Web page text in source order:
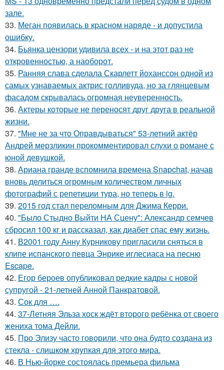
зале.
33. Меган появилась в красном наряде - и допустила
ошибку.
34. Бьянка цензори удивила всех - и на этот раз не
откровенностью, а наоборот.
35. Ранняя слава сделала Скарлетт йоханссон одной из
самых узнаваемых актрис голливуда, но за глянцевым
фасадом скрывалась огромная неуверенность.
36. Актеры которые не переносят друг друга в реальной
жизни.
37. "Мне не за что Оправдываться" 53-летний актёр
Андрей мерзликин прокомментировал слухи о романе с
юной девушкой.
38. Ариана гранде вспомнила времена Snapchat, начав
вновь делиться огромным количеством личных
фотографий с репетиции тура, но теперь в ig.
39. 2015 год стал переломным для Джима Керри.
40. "Было Стыдно Выйти НА Сцену": Александр семчев
сбросил 100 кг и рассказал, как диабет спас ему жизнь.
41. В2001 году Анну Курникову пригласили сняться в
клипе испанского певца Энрике иглесиаса на песню
Escape.
42. Егор бероев опубликовал редкие кадры с новой
супругой - 21-летней Анной Панкратовой.
43. Сок для ….
44. 37-Летняя Эльза хоск ждёт второго ребёнка от своего
жениха тома Дейли.
45. Про Элизу часто говорили, что она будто создана из
стекла - слишком хрупкая для этого мира.
46. В Нью-йорке состоялась премьера фильма